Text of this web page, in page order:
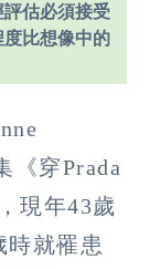
估必須接受
比想像中的
《穿Prada
現年43歲
時就罹患